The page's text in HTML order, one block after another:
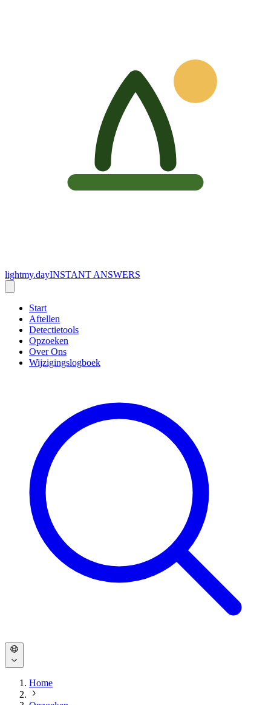
lightmy.dayINSTANT ANSWERS
Start
Aftellen
Detectietools
Opzoeken
Over Ons
Wijzigingslogboek
Home